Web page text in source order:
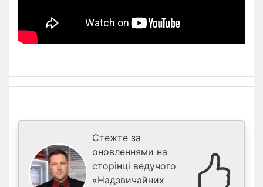
Стежте за
оновленнями на
сторінці ведучого
«Надзвичайних